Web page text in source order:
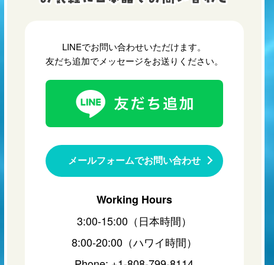
LINEでお問い合わせいただけます。
友だち追加でメッセージをお送りください。
メールフォームでお問い合わせ
Working Hours
3:00-15:00（日本時間）
8:00-20:00（ハワイ時間）